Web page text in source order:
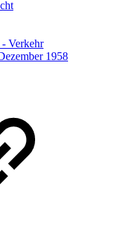
Verkehr
1958